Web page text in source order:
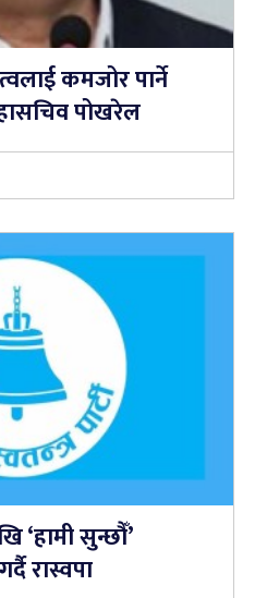
कमजोर पार्ने
पोखरेल
‘हामी सुन्छौँ’
रास्वपा